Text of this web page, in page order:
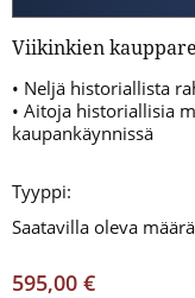
Viikinkien
• Neljä historiallista
• Aitoja historiallisia
kaupankäynnissä
Tyyppi:
Saatavilla oleva
595,00 €